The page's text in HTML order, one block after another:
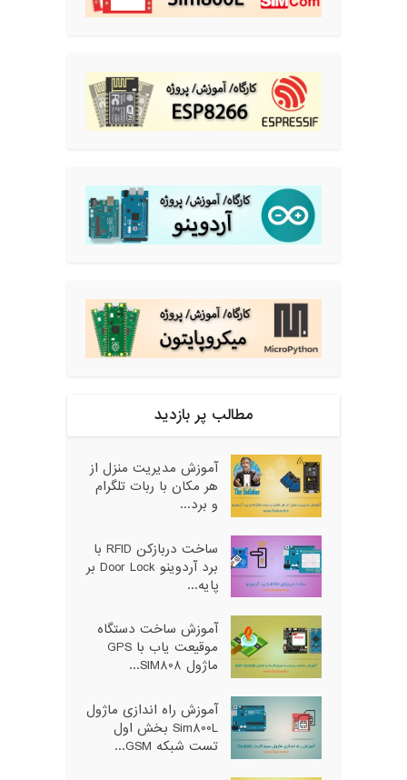
مطالب پر بازدید
آموزش مدیریت منزل از
هر مکان با ربات تلگرام
و برد...
ساخت دربازکن RFID با
برد آردوینو Door Lock بر
پایه...
آموزش ساخت دستگاه
موقیعت یاب با GPS
ماژول SIM808...
آموزش راه اندازی ماژول
Sim800L بخش اول
تست شبکه GSM...